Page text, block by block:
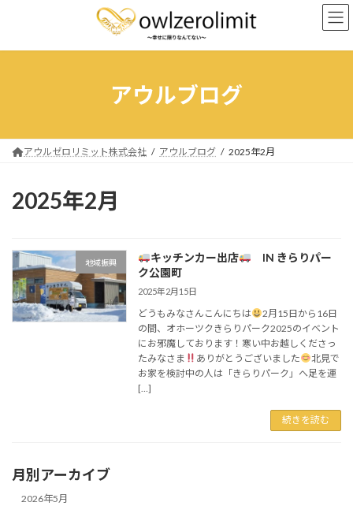
ン
ー
アウルブログ
アウルゼロリミット株式会社 アウルブログ 2025年2月
2025年2月
地域振興 キッチンカー出店
IN きらりパー
ク公園町
2025年2月15日
どうもみなさんこんにちは
2月15日から16日
の間、オホーツクきらりパーク2025のイベント
にお邪魔しております！寒い中お越しくださっ
たみなさま
ありがとうございました
北見で
お家を検討中の人は「きらりパーク」へ足を運
[…]
続きを読む
月別アーカイブ
2026年5月